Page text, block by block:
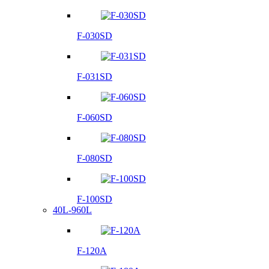
F-030SD
F-031SD
F-060SD
F-080SD
F-100SD
40L-960L
F-120A